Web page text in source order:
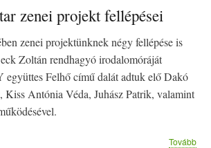
zenei projekt fellépései
zenei projektünknek négy fellépése is
Zoltán rendhagyó irodalomóráját
együttes Felhő című dalát adtuk elő Dakó
Kiss Antónia Véda, Juhász Patrik, valamint
Tovább(A